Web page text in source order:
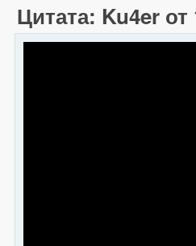
Цитата: Ku4er